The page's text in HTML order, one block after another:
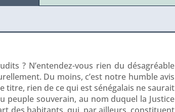
? N’entendez-vous rien du désagréable
Du moins, c’est notre humble avis
titre, rien de ce qui est sénégalais ne saurait
souverain, au nom duquel la Justice